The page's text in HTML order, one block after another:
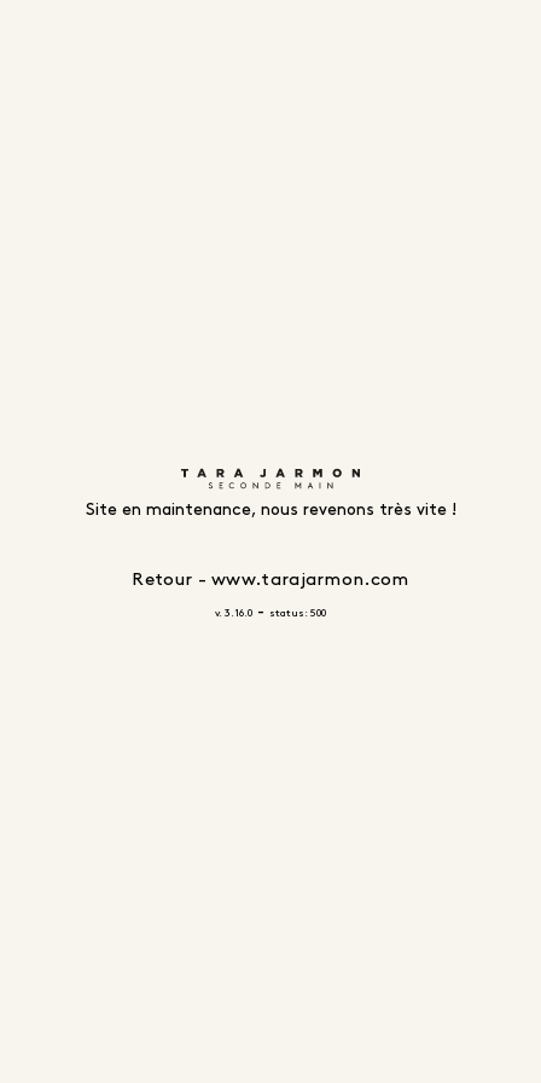
Site en maintenance, nous revenons très vite !
Retour - www.tarajarmon.com
v. 3.16.0 - status: 500